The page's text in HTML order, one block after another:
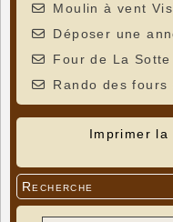
Moulin à vent
Déposer une
Four de La Sotte
Rando des fours
Imprimer la
Recherche